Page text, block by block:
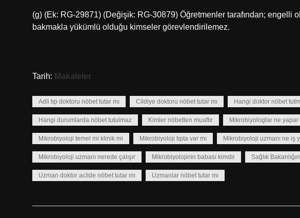
(g) (Ek: RG-29871) (Değişik: RG-30879) Öğretmenler tarafından; engelli
bakmakla yükümlü olduğu kimseler görevlendirilemez.
Tarih: Makaleler
Adli tıp doktoru nöbet tutar mı Cildiye doktoru nöbet tutar mı Hangi doktor nöbet
Hangi durumlarda nöbet tutulmaz Kimler nöbetten muaftır Mikrobiyologlar ne yapar
Mikrobiyoloji temel mi klinik mi Mikrobiyoloji tıpta var mı Mikrobiyoloji uzmanı ne iş
Mikrobiyoloji uzmanı nerede çalışır Mikrobiyolojinin babası kimdir Sağlık
Uzman doktor acilde nöbet tutar mı Uzmanlar nöbet tutar mı